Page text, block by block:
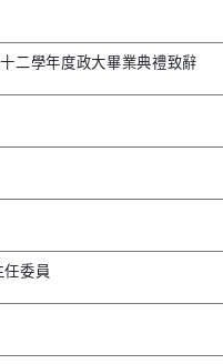
二學年度政大畢業典禮致辭
任委員